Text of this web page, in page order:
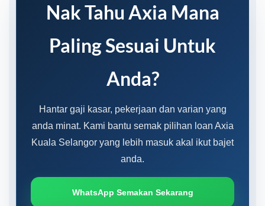
Nak Tahu Axia Mana
Paling Sesuai Untuk
Anda?
Hantar gaji kasar, pekerjaan dan varian yang
anda minat. Kami bantu semak pilihan loan Axia
Kuala Selangor yang lebih masuk akal ikut bajet
anda.
WhatsApp Semakan Sekarang